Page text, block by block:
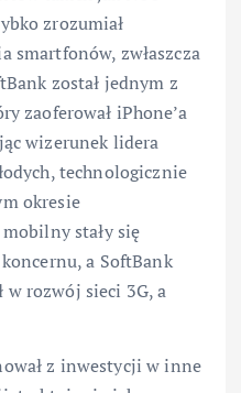
zrozumiał
smartfonów, zwłaszcza
został jednym z
zaoferował iPhone’a
wizerunek lidera
technologicznie
okresie
stały się
a SoftBank
rozwój sieci 3G, a
z inwestycji w inne